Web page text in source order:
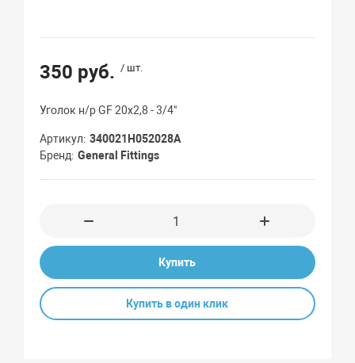
350 руб. / шт.
Уголок н/р GF 20х2,8 - 3/4"
Артикул 340021H052028A
Бренд General Fittings
Купить
Купить в один клик